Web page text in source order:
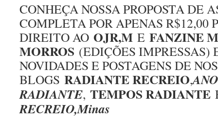
CONHEÇA NOSSA PROPOSTA DE
COMPLETA POR APENAS R$12,00
DIREITO AO OJR,M E FANZINE
MORROS (EDIÇÕES IMPRESSAS)
NOVIDADES E POSTAGENS DE
BLOGS RADIANTE RECREIO,ANO
RADIANTE, TEMPOS RADIANTE
RECREIO,Minas